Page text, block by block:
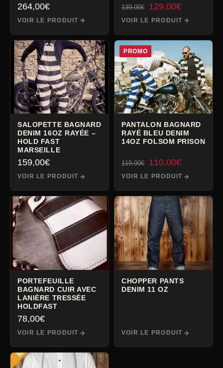
264,00€
VOIR LE PRODUIT
139,00€
Le
initial
139,00€.
129,00€Le
actuel
129,00€.
VOIR LE PRODUIT
SALOPETTE BAGNARD
DENIM 16OZ RAYÉE –
HOLD FAST
MARSEILLE
159,00€
VOIR LE PRODUIT
PROMO
PANTALON BAGNARD
RAYÉ BLEU DENIM
14OZ FOLSOM PRISON
119,00€
Le
initial
119,00€.
110,00€Le
actuel
110,00€.
VOIR LE PRODUIT
PORTEFEUILLE
BAGNARD CUIR AVEC
LANIÈRE TRESSÉE
HOLDFAST
78,00€
VOIR LE PRODUIT
CHOPPER PANTS
DENIM 11 OZ
VOIR LE PRODUIT